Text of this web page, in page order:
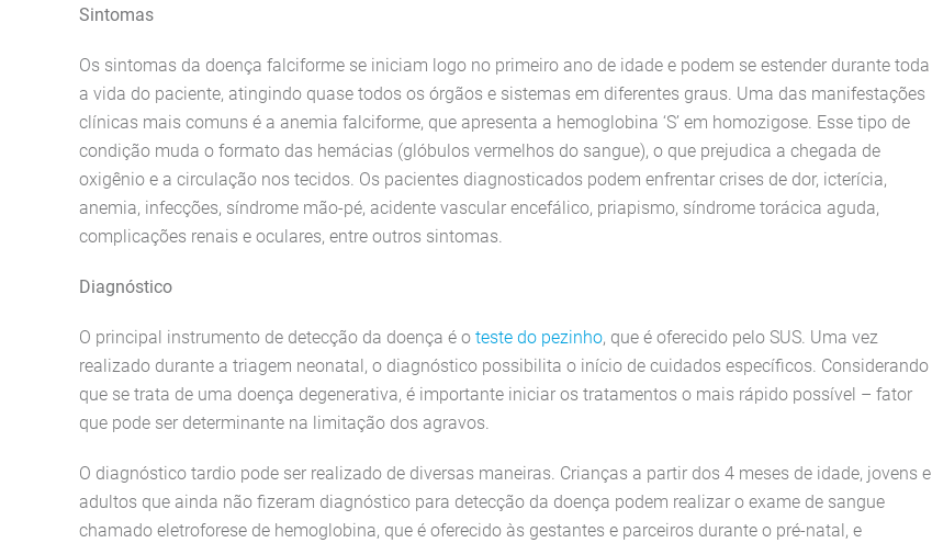
Sintomas
Os sintomas da doença falciforme se iniciam logo no primeiro ano de idade e podem se estender durante toda
a vida do paciente, atingindo quase todos os órgãos e sistemas em diferentes graus. Uma das manifestações
clínicas mais comuns é a anemia falciforme, que apresenta a hemoglobina ‘S’ em homozigose. Esse tipo de
condição muda o formato das hemácias (glóbulos vermelhos do sangue), o que prejudica a chegada de
oxigênio e a circulação nos tecidos. Os pacientes diagnosticados podem enfrentar crises de dor, icterícia,
anemia, infecções, síndrome mão-pé, acidente vascular encefálico, priapismo, síndrome torácica aguda,
complicações renais e oculares, entre outros sintomas.
Diagnóstico
O principal instrumento de detecção da doença é o teste do pezinho, que é oferecido pelo SUS. Uma vez
realizado durante a triagem neonatal, o diagnóstico possibilita o início de cuidados específicos. Considerando
que se trata de uma doença degenerativa, é importante iniciar os tratamentos o mais rápido possível – fator
que pode ser determinante na limitação dos agravos.
O diagnóstico tardio pode ser realizado de diversas maneiras. Crianças a partir dos 4 meses de idade, jovens e
adultos que ainda não fizeram diagnóstico para detecção da doença podem realizar o exame de sangue
chamado eletroforese de hemoglobina, que é oferecido às gestantes e parceiros durante o pré-natal, e